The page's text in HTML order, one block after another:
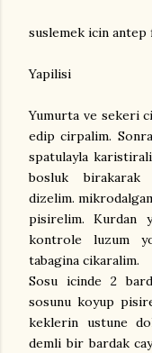
suslemek icin
Yapilisi
Yumurta ve sekeri
edip cirpalim.
spatulayla
bosluk birakarak
dizelim.
pisirelim. Kurdan
kontrole luzum
tabagina cikaralim.
Sosu icinde 2
sosunu koyup
keklerin ustune
demli bir bardak